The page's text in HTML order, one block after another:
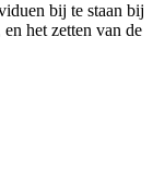
bij te staan bij
het zetten van de